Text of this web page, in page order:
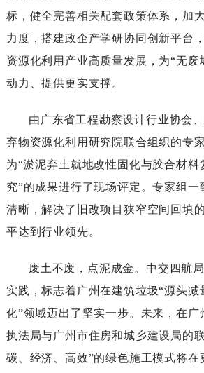
标，健全完善相关配套政策体系，加
力度，搭建政企产学研协同创新平台
资源化利用产业高质量发展，为“无废
动力、提供更实支撑。
由广东省工程勘察设计行业协会
弃物资源化利用研究院联合组织的专
为“淤泥弃土就地改性固化与胶合材料
究”的成果进行了现场评定。专家组一
清晰，解决了旧改项目狭窄空间回填
平达到行业领先。
废土不废，点泥成金。中交四航
实践，标志着广州在建筑垃圾“源头减
化”领域迈出了坚实一步。未来，在广
执法局与广州市住房和城乡建设局的
碳、经济、高效”的绿色施工模式将在